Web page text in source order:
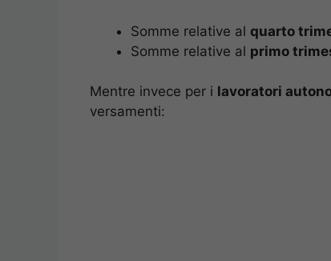
Somme relative al quarto
Somme relative al primo
Mentre invece per i lavoratori
versamenti: